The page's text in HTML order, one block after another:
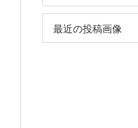
最近の投稿画像